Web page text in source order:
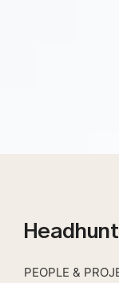
PEOPLE &